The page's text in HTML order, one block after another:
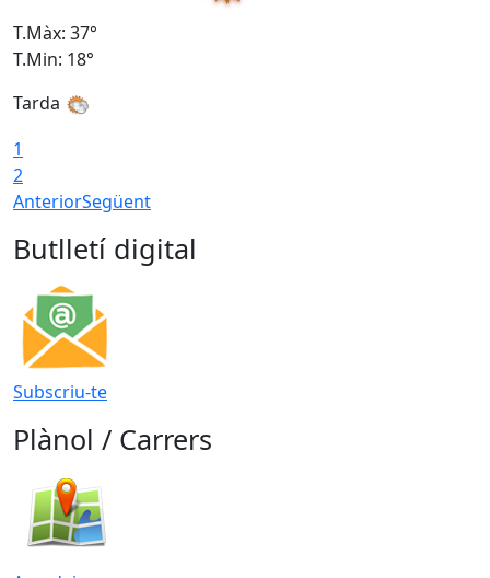
T.Màx: 37°
T.Min: 18°
Tarda
1
2
AnteriorSegüent
Butlletí digital
Subscriu-te
Plànol / Carrers